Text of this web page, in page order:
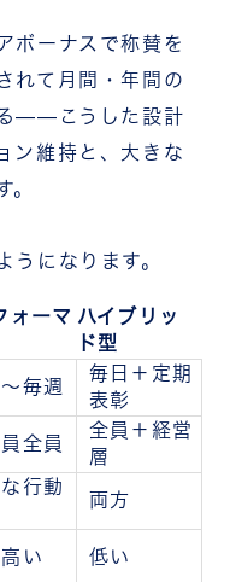
ボーナスで称賛を
れて月間・年間の
——こうした設計
ン維持と、大きな
。
うになります。
ォーマ ハイブリッ
ド型
毎週
毎日＋定期
表彰
全員
全員＋経営
層
行動
両方
い 低い